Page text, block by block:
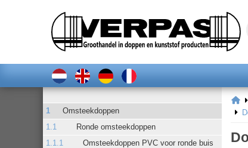
Omsteekdoppen
Ronde omsteekdoppen
Omsteekdoppen PVC voor ronde buis